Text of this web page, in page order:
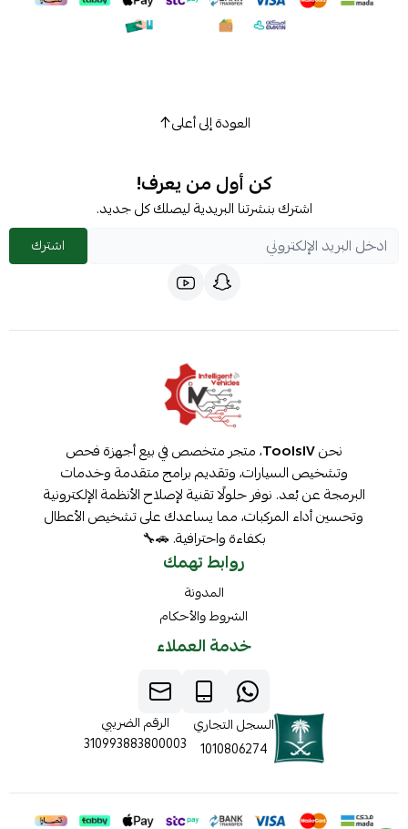
العودة إلى أعلى
كن أول من يعرف!
اشترك بنشرتنا البريدية ليصلك كل جديد.
اشترك
نحنToolsIV، متجر متخصص في بيع أجهزة فحص
وتشخيص السيارات، وتقديم برامج متقدمة وخدمات
البرمجة عن بُعد. نوفر حلولًا تقنية لإصلاح الأنظمة الإلكترونية
وتحسين أداء المركبات، مما يساعدك على تشخيص الأعطال
بكفاءة واحترافية. 🚗🔧
روابط تهمك
المدونة
الشروط والأحكام
خدمة العملاء
السجل التجاري
1010806274
الرقم الضريبي
310993883800003